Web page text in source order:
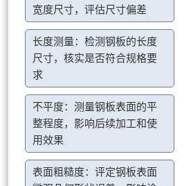
宽度尺寸，评估尺寸偏差
长度测量：检测钢板的长度
尺寸，核实是否符合规格要
求
不平度：测量钢板表面的平
整程度，影响后续加工和使
用效果
表面粗糙度：评定钢板表面